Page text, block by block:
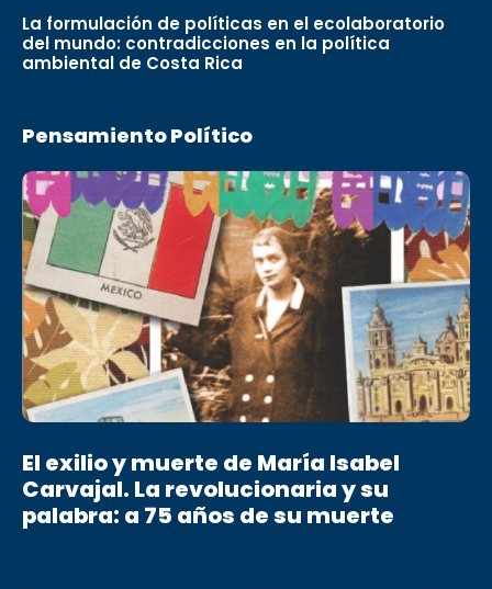
La formulación de políticas en el ecolaboratorio
del mundo: contradicciones en la política
ambiental de Costa Rica
Pensamiento Político
El exilio y muerte de María Isabel
Carvajal. La revolucionaria y su
palabra: a 75 años de su muerte